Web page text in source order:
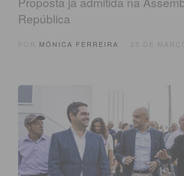
República
POR MÓNICA FERREIRA 25 DE